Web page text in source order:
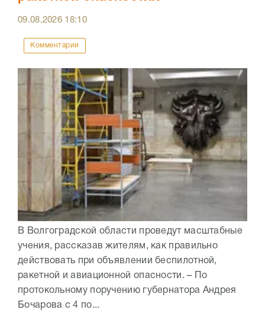
09.08.2026 18:10
Комментарии
В Волгоградской области проведут масштабные
учения, рассказав жителям, как правильно
действовать при объявлении беспилотной,
ракетной и авиационной опасности. – По
протокольному поручению губернатора Андрея
Бочарова с 4 по...